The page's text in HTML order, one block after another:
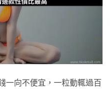
一向不便宜，一粒動輒過百